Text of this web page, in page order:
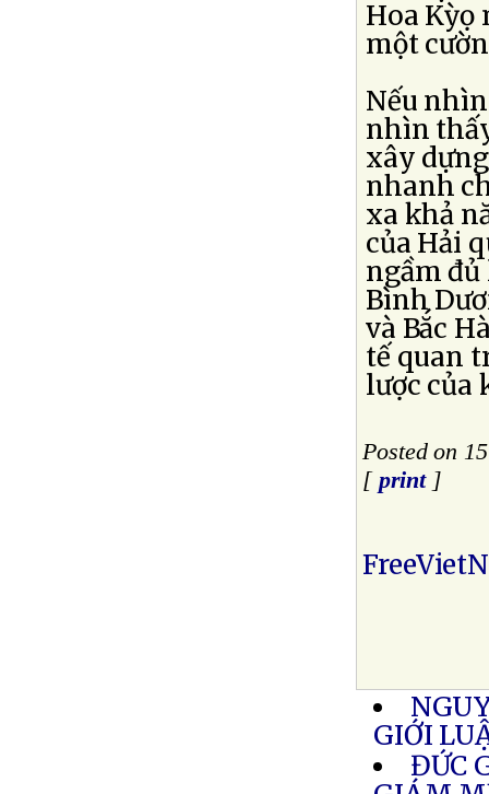
Hoa Kỳọ
một
Nếu
nhìn
xây
nhanh
xa khả
của Hải
ngầm đủ
Bình
và Bắc
tế quan
lược của
Posted on
[ print]
GIỚI
ĐỨC